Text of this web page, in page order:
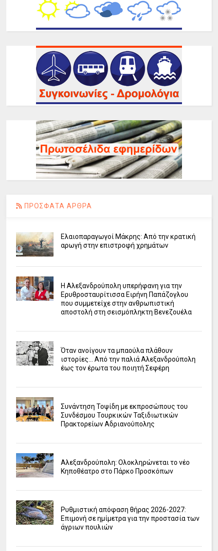
ΠΡΟΣΦΑΤΑ ΑΡΘΡΑ
Ελαιοπαραγωγοί Μάκρης: Από την κρατική
αρωγή στην επιστροφή χρημάτων
Η Αλεξανδρούπολη υπερήφανη για την
Ερυθροσταυρίτισσα Ειρήνη Παπάζογλου
που συμμετείχε στην ανθρωπιστική
αποστολή στη σεισμόπληκτη Βενεζουέλα
Όταν ανοίγουν τα μπαούλα πλάθουν
ιστορίες... Από την παλιά Αλεξανδρούπολη
έως τον έρωτα του ποιητή Σεφέρη
Συνάντηση Τοψίδη με εκπροσώπους του
Συνδέσμου Τουρκικών Ταξιδιωτικών
Πρακτορείων Αδριανούπολης
Αλεξανδρούπολη: Ολοκληρώνεται το νέο
Κηποθέατρο στο Πάρκο Προσκόπων
Ρυθμιστική απόφαση θήρας 2026-2027:
Επιμονή σε ημίμετρα για την προστασία των
άγριων πουλιών